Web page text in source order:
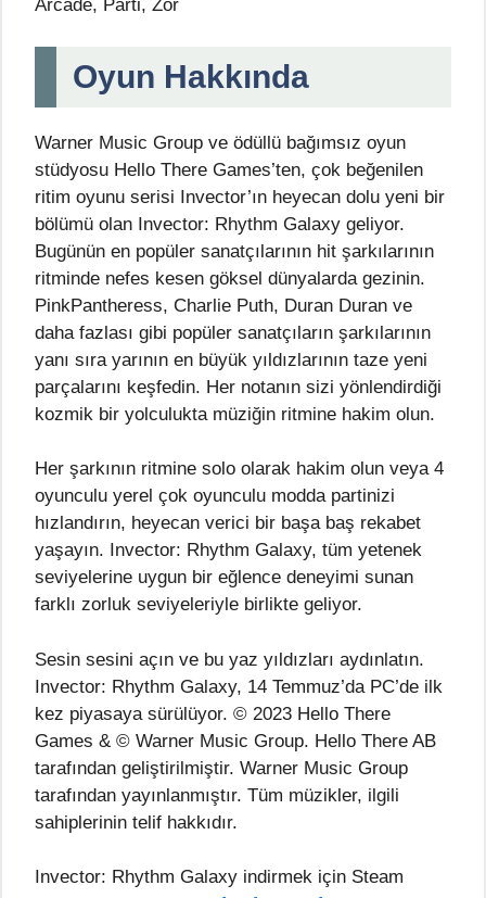
Arcade, Parti, Zor
Oyun Hakkında
Warner Music Group ve ödüllü bağımsız oyun
stüdyosu Hello There Games’ten, çok beğenilen
ritim oyunu serisi Invector’ın heyecan dolu yeni bir
bölümü olan Invector: Rhythm Galaxy geliyor.
Bugünün en popüler sanatçılarının hit şarkılarının
ritminde nefes kesen göksel dünyalarda gezinin.
PinkPantheress, Charlie Puth, Duran Duran ve
daha fazlası gibi popüler sanatçıların şarkılarının
yanı sıra yarının en büyük yıldızlarının taze yeni
parçalarını keşfedin. Her notanın sizi yönlendirdiği
kozmik bir yolculukta müziğin ritmine hakim olun.
Her şarkının ritmine solo olarak hakim olun veya 4
oyunculu yerel çok oyunculu modda partinizi
hızlandırın, heyecan verici bir başa baş rekabet
yaşayın. Invector: Rhythm Galaxy, tüm yetenek
seviyelerine uygun bir eğlence deneyimi sunan
farklı zorluk seviyeleriyle birlikte geliyor.
Sesin sesini açın ve bu yaz yıldızları aydınlatın.
Invector: Rhythm Galaxy, 14 Temmuz’da PC’de ilk
kez piyasaya sürülüyor. © 2023 Hello There
Games & © Warner Music Group. Hello There AB
tarafından geliştirilmiştir. Warner Music Group
tarafından yayınlanmıştır. Tüm müzikler, ilgili
sahiplerinin telif hakkıdır.
Invector: Rhythm Galaxy indirmek için Steam